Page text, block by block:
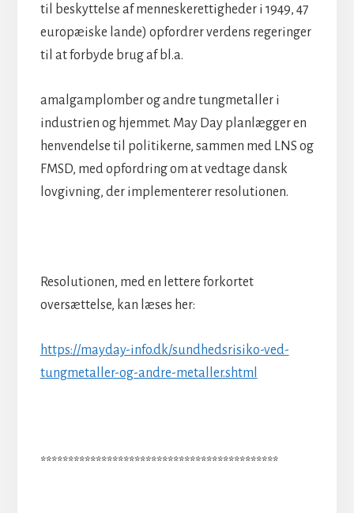
til beskyttelse af menneskerettigheder i 1949, 47
europæiske lande) opfordrer verdens regeringer
til at forbyde brug af bl.a.
amalgamplomber og andre tungmetaller i
industrien og hjemmet. May Day planlægger en
henvendelse til politikerne, sammen med LNS og
FMSD, med opfordring om at vedtage dansk
lovgivning, der implementerer resolutionen.
Resolutionen, med en lettere forkortet
oversættelse, kan læses her:
https://mayday-info.dk/sundhedsrisiko-ved-
tungmetaller-og-andre-metaller.shtml
*******************************************